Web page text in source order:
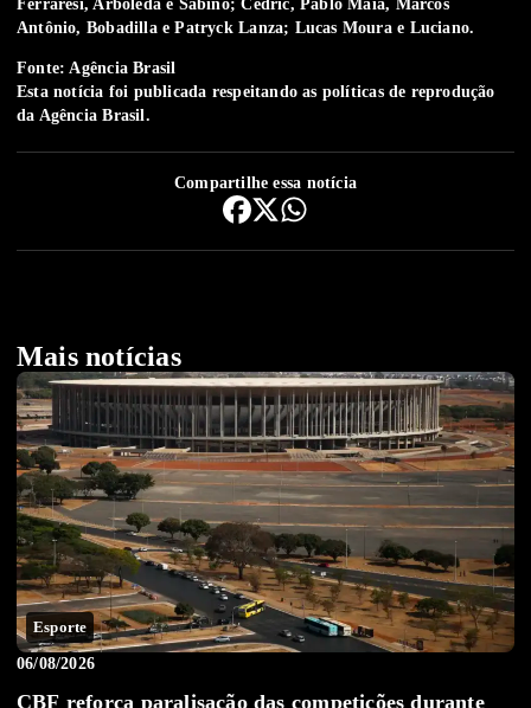
Ferraresi, Arboleda e Sabino; Cédric, Pablo Maia, Marcos
Antônio, Bobadilla e Patryck Lanza; Lucas Moura e Luciano.
Fonte: Agência Brasil
Esta notícia foi publicada respeitando as políticas de reprodução
da Agência Brasil.
Compartilhe essa notícia
Mais notícias
Esporte
06/08/2026
CBF reforça paralisação das competições durante